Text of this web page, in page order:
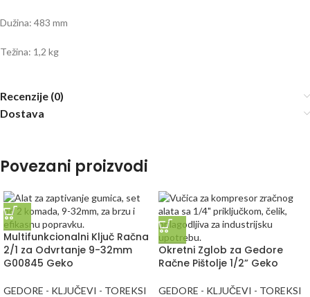
Dužina: 483 mm
Težina: 1,2 kg
Recenzije (0)
Dostava
Povezani proizvodi
Multifunkcionalni Ključ Račna
2/1 za Odvrtanje 9-32mm
G00845 Geko
GEDORE - KLJUČEVI - TOREKSI
Okretni Zglob za Gedore
Račne Pištolje 1/2” Geko
GEDORE - KLJUČEVI - TOREKSI